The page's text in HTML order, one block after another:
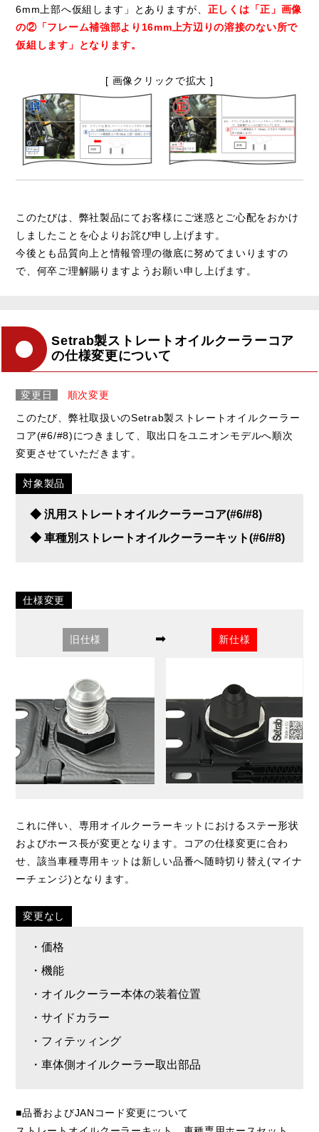
6mm上部へ仮組します」とありますが、 正しくは「正」画像
の②「フレーム補強部より16mm上方辺りの溶接のない所で
仮組します」となります。
[ 画像クリックで拡大 ]
このたびは、弊社製品にてお客様にご迷惑とご心配をおかけ
しましたことを心よりお詫び申し上げます。
今後とも品質向上と情報管理の徹底に努めてまいりますの
で、何卒ご理解賜りますようお願い申し上げます。
Setrab製ストレートオイルクーラーコア
の仕様変更について
変更日
順次変更
このたび、弊社取扱いのSetrab製ストレートオイルクーラー
コア(#6/#8)につきまして、取出口をユニオンモデルへ順次
変更させていただきます。
対象製品
◆ 汎用ストレートオイルクーラーコア(#6/#8)
◆ 車種別ストレートオイルクーラーキット(#6/#8)
仕様変更
旧仕様 ➡ 新仕様
これに伴い、専用オイルクーラーキットにおけるステー形状
およびホース長が変更となります。コアの仕様変更に合わ
せ、該当車種専用キットは新しい品番へ随時切り替え(マイナ
ーチェンジ)となります。
変更なし
・価格
・機能
・オイルクーラー本体の装着位置
・サイドカラー
・フィテッィング
・車体側オイルクーラー取出部品
■品番およびJANコード変更について